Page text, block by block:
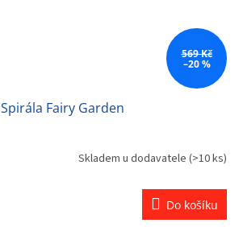
569 Kč
–20 %
Spirála Fairy Garden
Skladem u dodavatele (>10 ks)
Do košíku